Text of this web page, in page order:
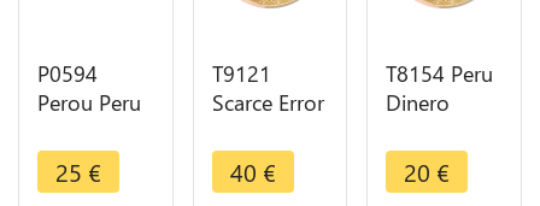
P0594
Perou Peru
Carlos III
1779 Lima
25 €
T9121
Scarce Error
Peru Peseta
Republica
40 €
T8154 Peru
Dinero
Argent
Silver -> M
20 €